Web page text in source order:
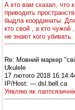
А кто вам сказал, что
приводить
быдла координаты.
кто свой , а кто чужой
не знают кого
Re: Мовний маркер
Ukulele
17 лютого 2018
IP/Host: ---.dsl.bell.ca
Уявляю як